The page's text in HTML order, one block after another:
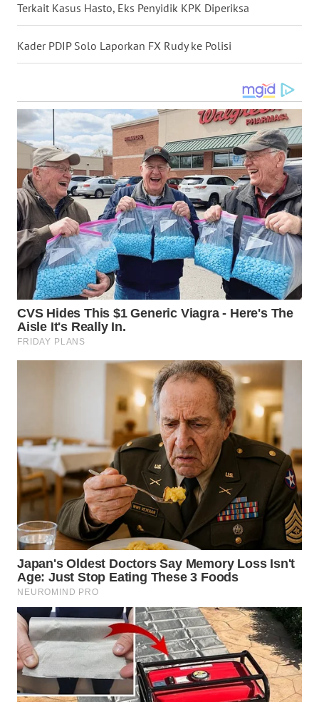
Terkait Kasus Hasto, Eks Penyidik KPK Diperiksa
Kader PDIP Solo Laporkan FX Rudy ke Polisi
TANJUNG
LESUNG
WN
KARO
WN
SIMALUNGUN
WN
LABUHANBATU
WN
TAPANULI
TENGAH
WN DELI
SERDANG
WN
PAKPAK
WN
KARAWANG
WN
BEKASI
BOGOR
WN
DEPOK